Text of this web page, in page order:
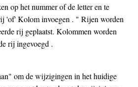
op het nummer of de letter en te
'of' Kolom invoegen . " Rijen worden
rij geplaatst. Kolommen worden
rij ingevoegd .
om de wijzigingen in het huidige